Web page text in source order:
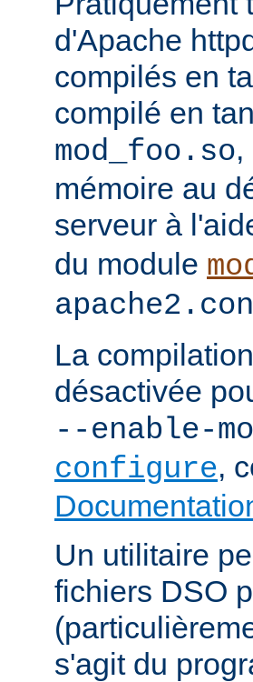
d'Apache
compilés en
compilé en
mod_foo.so
mémoire au
serveur à
du module
La
désactivée
--enable-
configure,
Un utilitaire
fichiers DSO
s'agit du